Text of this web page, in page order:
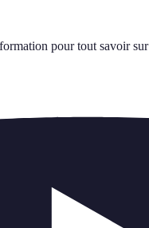
pour tout savoir sur